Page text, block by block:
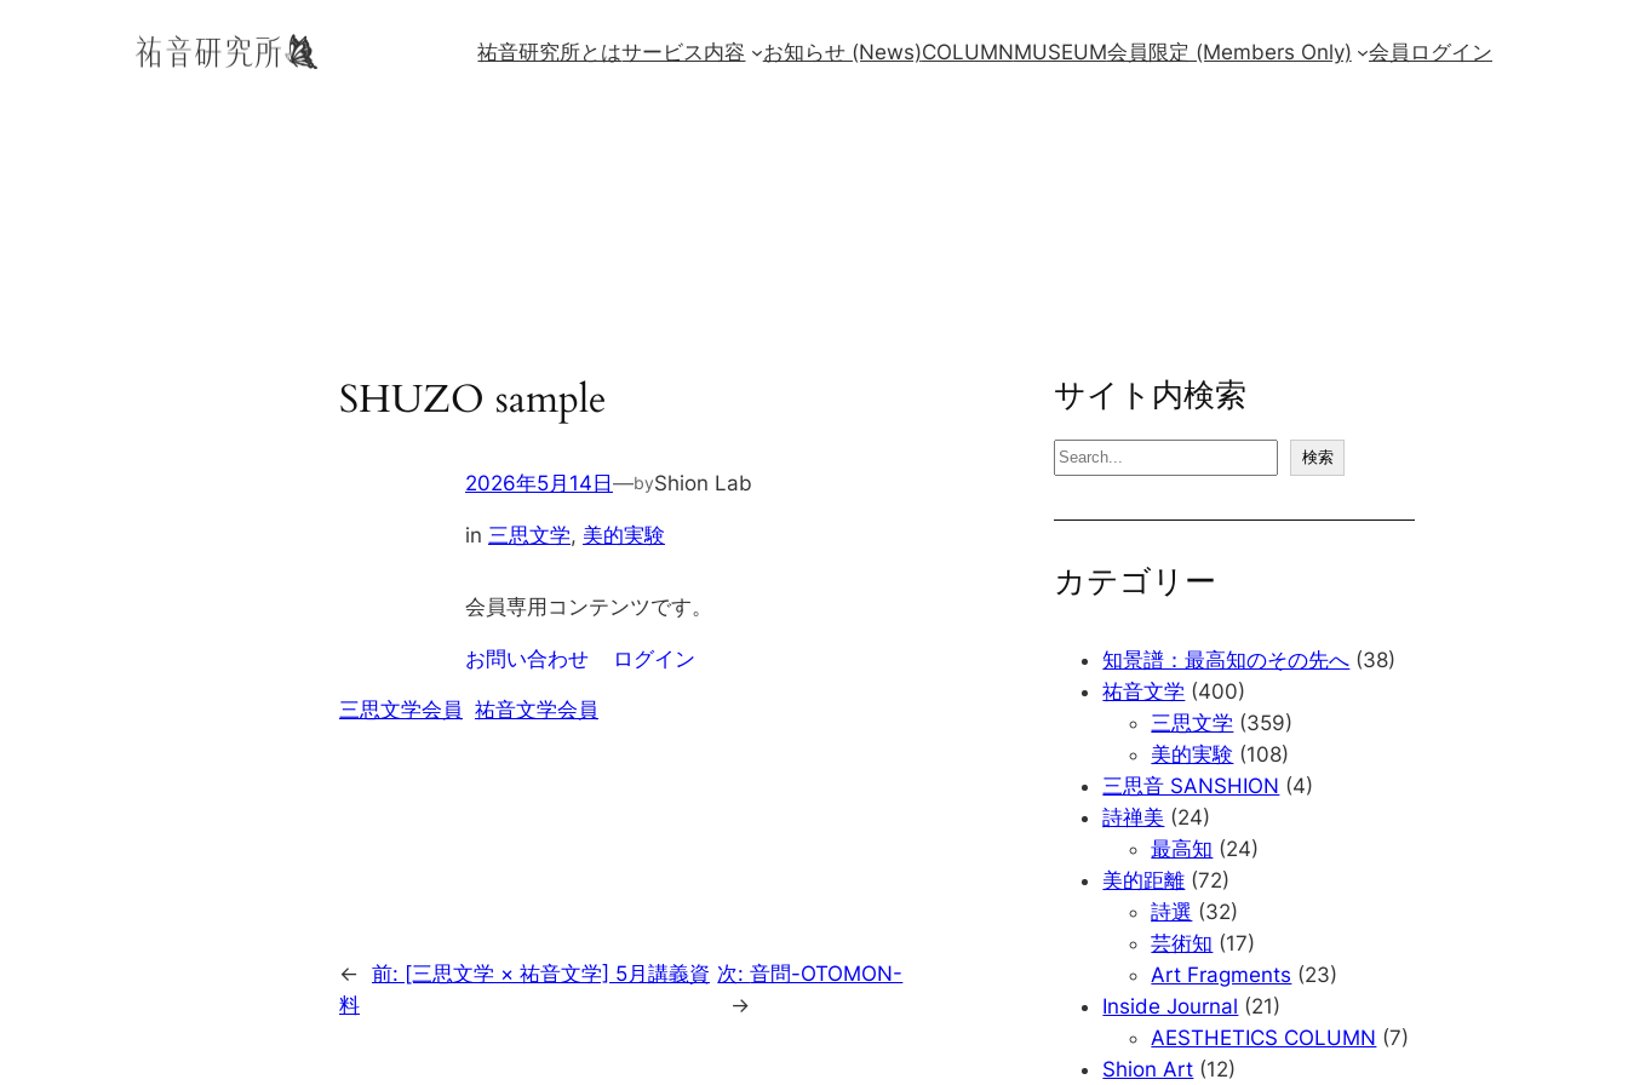
祐音研究所とはサービス内容 お知らせ (News)COLUMNMUSEUM会員限定 (Members Only) 会員ログイン
SHUZO sample
2026年5月14日 —byShion Lab
in 三思文学, 美的実験
会員専用コンテンツです。
お問い合わせ ログイン
三思文学会員 祐音文学会員
← 前: [三思文学 × 祐音文学] 5月講義資
料
次:音問-OTOMON-
→
サイト内検索
検
検索
カテゴリー
知景譜：最高知のその先へ (38)
祐音文学 (400)
三思文学 (359)
美的実験 (108)
三思音 SANSHION (4)
詩禅美 (24)
最高知 (24)
美的距離 (72)
詩選 (32)
芸術知 (17)
Art Fragments (23)
Inside Journal (21)
AESTHETICS COLUMN (7)
Shion Art (12)